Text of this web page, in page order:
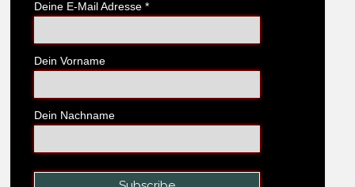
Deine E-Mail Adresse *
Dein Vorname
Dein Nachname